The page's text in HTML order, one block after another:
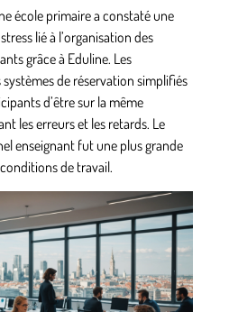
école primaire a constaté une
lié à l’organisation des
grâce à Eduline. Les
de réservation simplifiés
d’être sur la même
les erreurs et les retards. Le
enseignant fut une plus grande
de travail.